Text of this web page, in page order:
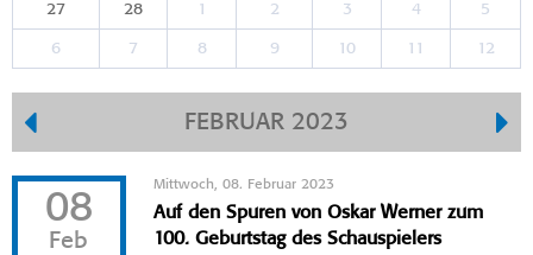
27 28 1 2 3 4 5
6 7 8 9 10 11 12
FEBRUAR 2023
08
Feb
Mittwoch, 08. Februar 2023
Auf den Spuren von Oskar Werner zum
100. Geburtstag des Schauspielers